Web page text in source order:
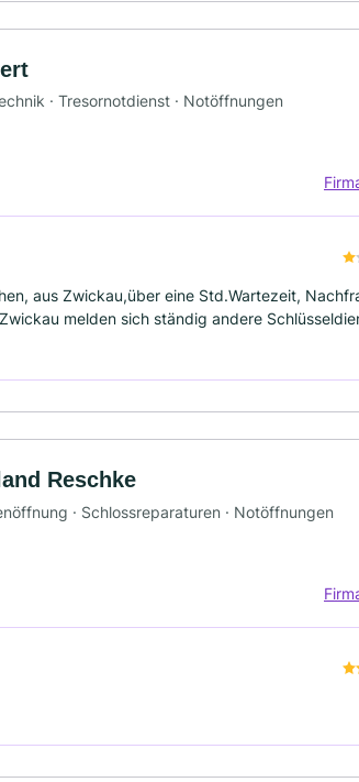
· Tresornotdienst · Notöffnungen
aus Zwickau,über eine Std.Wartezeit,
melden sich ständig andere
Reschke
· Schlossreparaturen · Notöffnungen